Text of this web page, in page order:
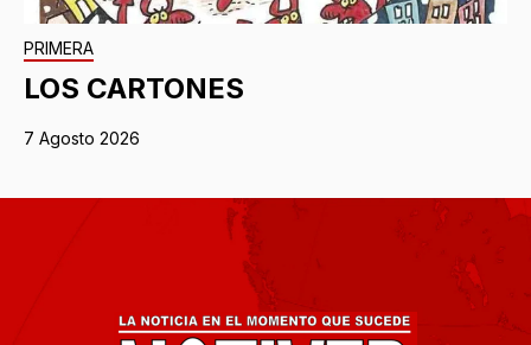
PRIMERA
LOS CARTONES
7 Agosto 2026